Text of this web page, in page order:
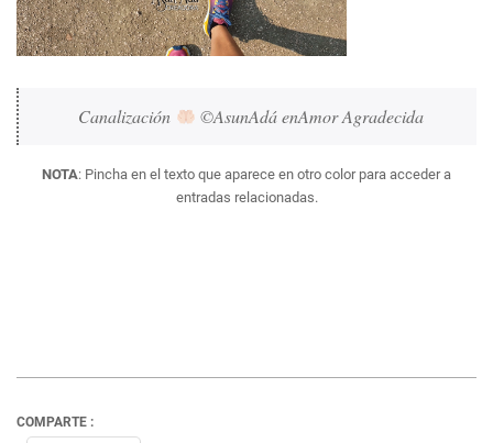
Canalización ©AsunAdá enAmor Agradecida
NOTA: Pincha en el texto que aparece en otro color para acceder a
entradas relacionadas.
COMPARTE :